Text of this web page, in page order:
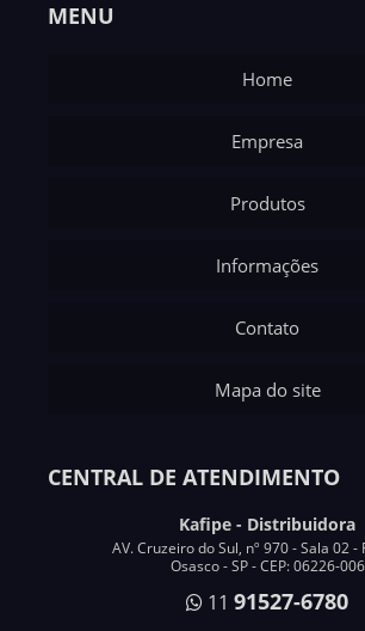
MENU
Home
Empresa
Produtos
Informações
Contato
Mapa do site
CENTRAL DE ATENDIMENTO
Kafipe - Distribuidora
AV. Cruzeiro do Sul, nº 970 - Sala 02 -
Osasco - SP - CEP: 06226-006
11 91527-6780